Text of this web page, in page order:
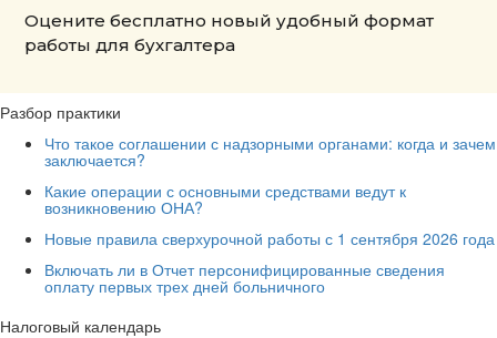
Оцените бесплатно новый удобный формат
работы для бухгалтера
Разбор практики
Что такое соглашении с надзорными органами: когда и зачем
заключается?
Какие операции с основными средствами ведут к
возникновению ОНА?
Новые правила сверхурочной работы с 1 сентября 2026 года
Включать ли в Отчет персонифицированные сведения
оплату первых трех дней больничного
Налоговый календарь